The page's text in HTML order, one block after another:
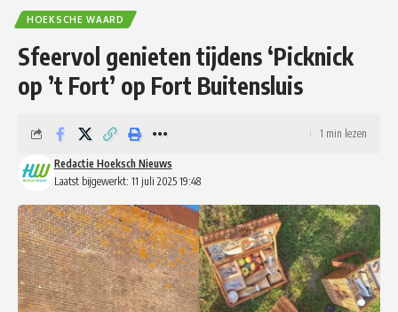
HOEKSCHE WAARD
Sfeervol genieten tijdens ‘Picknick
op ’t Fort’ op Fort Buitensluis
Laatst bijgewerkt: 11 juli 2025 19:48
Redactie Hoeksch Nieuws
1 min lezen